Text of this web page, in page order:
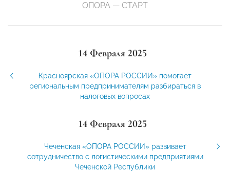
ОПОРА — СТАРТ
14 Февраля 2025
Красноярская «ОПОРА РОССИИ» помогает
региональным предпринимателям разбираться в
налоговых вопросах
14 Февраля 2025
Чеченская «ОПОРА РОССИИ» развивает
сотрудничество с логистическими предприятиями
Чеченской Республики